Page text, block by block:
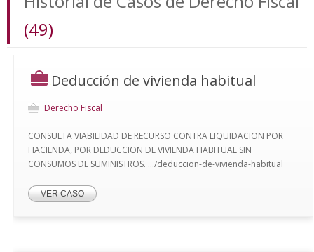
(49)
Deducción de vivienda habitual
Derecho Fiscal
CONSULTA VIABILIDAD DE RECURSO CONTRA LIQUIDACION POR
HACIENDA, POR DEDUCCION DE VIVIENDA HABITUAL SIN
CONSUMOS DE SUMINISTROS. .../deduccion-de-vivienda-habitual
VER CASO